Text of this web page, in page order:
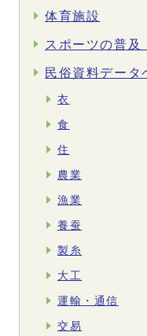
体育施設
スポーツの普及
民俗資料データ
衣
食
住
農業
漁業
養蚕
製糸
大工
運輸・通信
交易